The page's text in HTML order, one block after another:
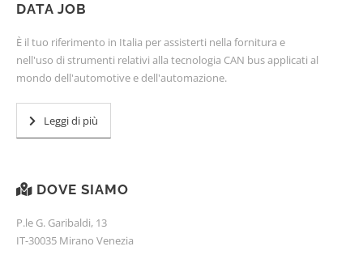
DATA JOB
È il tuo riferimento in Italia per assisterti nella fornitura e
nell'uso di strumenti relativi alla tecnologia CAN bus applicati al
mondo dell'automotive e dell'automazione.
Leggi di più
DOVE SIAMO
P.le G. Garibaldi, 13
IT-30035 Mirano Venezia